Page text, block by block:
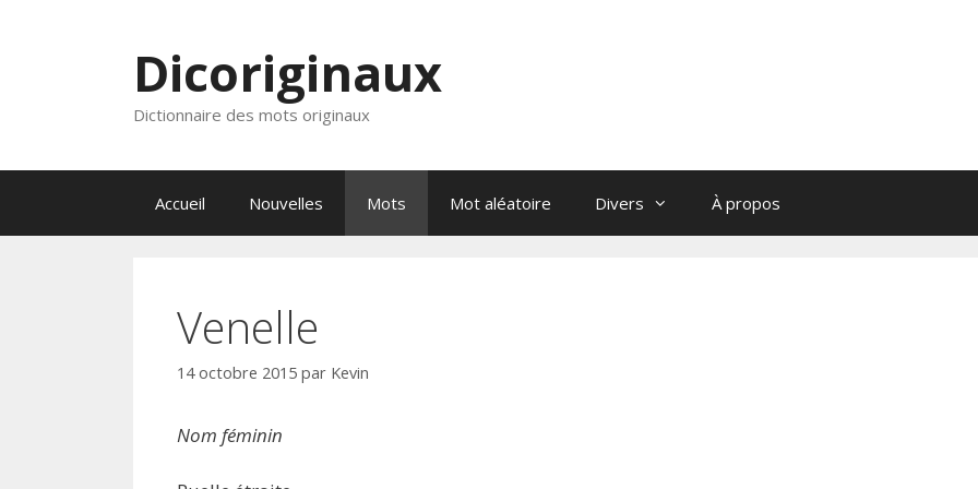
Dicoriginaux
Dictionnaire des mots originaux
Accueil Nouvelles Mots Mot aléatoire Divers À propos
Venelle
14 octobre 2015 par Kevin
Nom féminin